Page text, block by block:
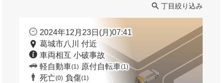
丁目絞り込み
2024年12月23日(月)07:41
葛城市八川 付近
車両相互 小破事故
軽自動車(1) 原付自転車(1)
死亡(0) 負傷(1)